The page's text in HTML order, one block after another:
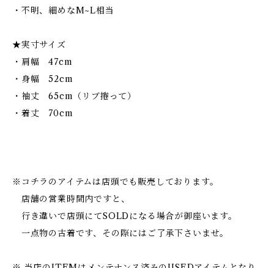
・不明、細めなM~L相当
★実寸サイズ
・肩幅 47cm
・身幅 52cm
・袖丈 65cm（リブ捲って）
・着丈 70cm
※コチラのアイテムは店頭でも販売しております。
店舗の営業時間内ですと、
行き違いで店頭にてSOLDになる場合が御座います。
一点物の古着です、その際にはご了承下さいませ。